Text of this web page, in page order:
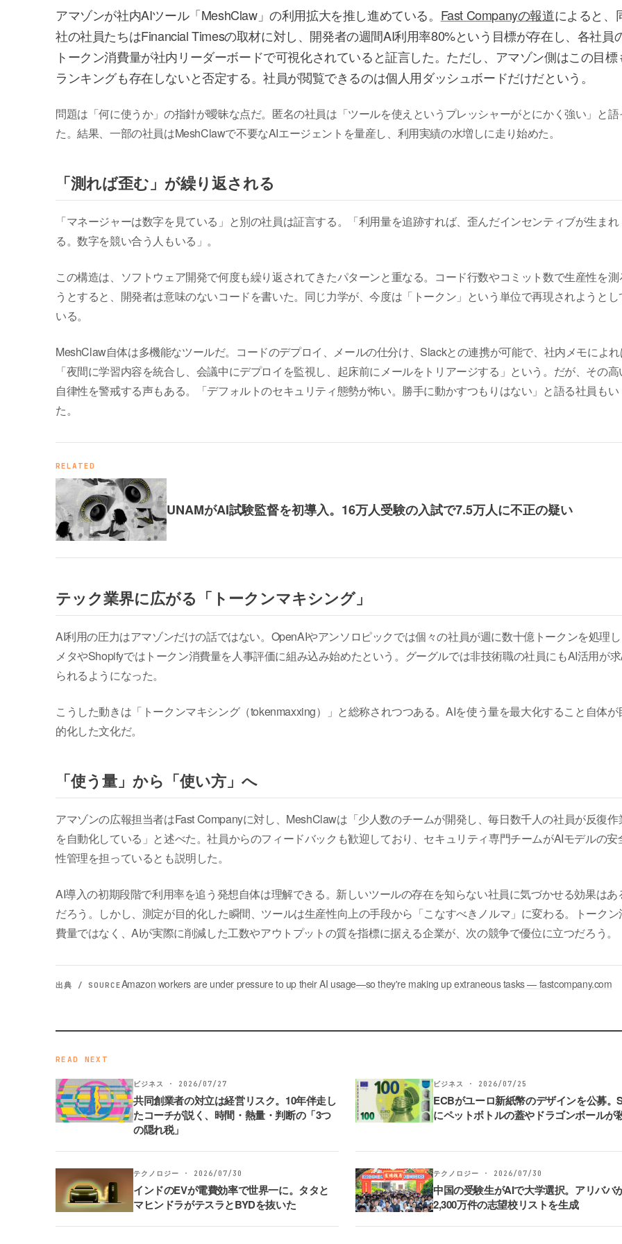
アマゾンが社内AIツール「MeshClaw」の利用拡大を推し進めている。 Fast Companyの報道によると、
社の社員たちはFinancial Timesの取材に対し、開発者の週間AI利用率80%という目標が存在し、各社員
トークン消費量が社内リーダーボードで可視化されていると証言した。ただし、アマゾン側はこの目標
ランキングも存在しないと否定する。社員が閲覧できるのは個人用ダッシュボードだけだという。
問題は「何に使うか」の指針が曖昧な点だ。匿名の社員は「ツールを使えというプレッシャーがとにかく強い」と語
た。結果、一部の社員はMeshClawで不要なAIエージェントを量産し、利用実績の水増しに走り始めた。
「測れば歪む」が繰り返される
「マネージャーは数字を見ている」と別の社員は証言する。「利用量を追跡すれば、歪んだインセンティブが生まれ
る。数字を競い合う人もいる」。
この構造は、ソフトウェア開発で何度も繰り返されてきたパターンと重なる。コード行数やコミット数で生産性を測
うとすると、開発者は意味のないコードを書いた。同じ力学が、今度は「トークン」という単位で再現されようとし
いる。
MeshClaw自体は多機能なツールだ。コードのデプロイ、メールの仕分け、Slackとの連携が可能で、社内メモによ
「夜間に学習内容を統合し、会議中にデプロイを監視し、起床前にメールをトリアージする」という。だが、その高
自律性を警戒する声もある。「デフォルトのセキュリティ態勢が怖い。勝手に動かすつもりはない」と語る社員もい
た。
RELATED
UNAMがAI試験監督を初導入。16万人受験の入試で7.5万人に不正の疑い
テック業界に広がる「トークンマキシング」
AI利用の圧力はアマゾンだけの話ではない。OpenAIやアンソロピックでは個々の社員が週に数十億トークンを処理
メタやShopifyではトークン消費量を人事評価に組み込み始めたという。グーグルでは非技術職の社員にもAI活用が
られるようになった。
こうした動きは「トークンマキシング（tokenmaxxing）」と総称されつつある。AIを使う量を最大化すること自体が
的化した文化だ。
「使う量」から「使い方」へ
アマゾンの広報担当者はFast Companyに対し、MeshClawは「少人数のチームが開発し、毎日数千人の社員が反復作
を自動化している」と述べた。社員からのフィードバックも歓迎しており、セキュリティ専門チームがAIモデルの安
性管理を担っているとも説明した。
AI導入の初期段階で利用率を追う発想自体は理解できる。新しいツールの存在を知らない社員に気づかせる効果はあ
だろう。しかし、測定が目的化した瞬間、ツールは生産性向上の手段から「こなすべきノルマ」に変わる。トークン
費量ではなく、AIが実際に削減した工数やアウトプットの質を指標に据える企業が、次の競争で優位に立つだろう。
出典 / SOURCEAmazon workers are under pressure to up their AI usage—so they're making up extraneous tasks — fastcompany.com
READ NEXT
ビジネス · 2026/07/27
共同創業者の対立は経営リスク。10年伴走し
たコーチが説く、時間・熱量・判断の「3つ
の隠れ税」
ビジネス · 2026/07/25
ECBがユーロ新紙幣のデザインを公募。
にペットボトルの蓋やドラゴンボールが
テクノロジー · 2026/07/30
インドのEVが電費効率で世界一に。タタと
マヒンドラがテスラとBYDを抜いた
テクノロジー · 2026/07/30
中国の受験生がAIで大学選択。アリババ
2,300万件の志望校リストを生成